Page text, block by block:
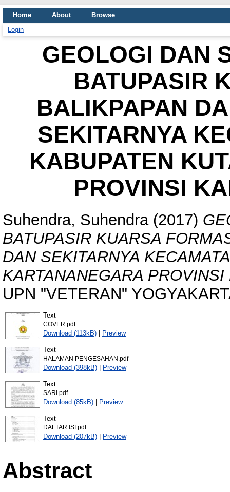
Home About
Browse
Login
GEOLOGI DAN
BATUPASIR
BALIKPAPAN
SEKITARNYA
KABUPATEN
PROVINSI
Suhendra, Suhendra(2017)
BATUPASIR KUARSA
DAN SEKITARNYA
KARTANANEGARA
UPN "VETERAN"
Text
COVER.pdf
Download (113kB) | Preview
Text
HALAMAN PENGESAHAN.pdf
Download (398kB) | Preview
Text
SARI.pdf
Download (85kB) | Preview
Text
DAFTAR ISI.pdf
Download (207kB) | Preview
Abstract